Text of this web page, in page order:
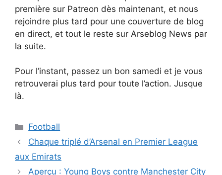
première sur Patreon dès maintenant, et nous
rejoindre plus tard pour une couverture de blog
en direct, et tout le reste sur Arseblog News par
la suite.
Pour l’instant, passez un bon samedi et je vous
retrouverai plus tard pour toute l’action. Jusque
là.
Catégories
Football
Chaque triplé d’Arsenal en Premier League
aux Emirats
Aperçu : Young Boys contre Manchester City